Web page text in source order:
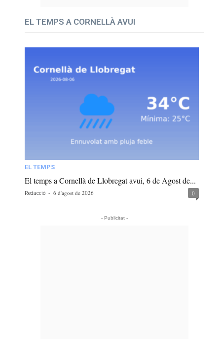
EL TEMPS A CORNELLÀ AVUI
EL TEMPS
El temps a Cornellà de Llobregat avui, 6 de Agost de...
Redacció - 6 d'agost de 2026 0
- Publicitat -